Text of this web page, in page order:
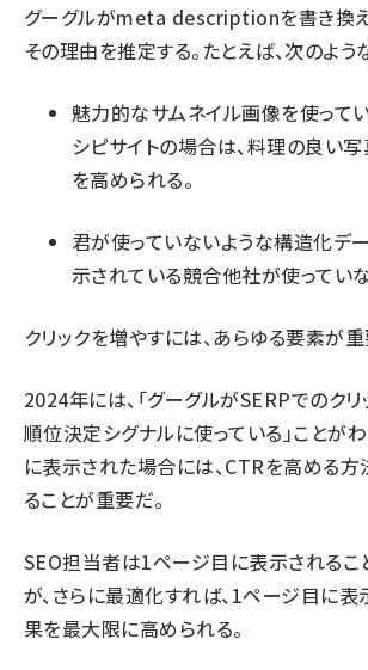
グーグルがmeta descriptionを書き換え
その理由を推定する。たとえば、次のよう
魅力的なサムネイル画像を使って
シピサイトの場合は、料理の良い
を高められる。
君が使っていないような構造化デ
示されている競合他社が使ってい
クリックを増やすには、あらゆる要素が重
2024年には、「グーグルがSERPでのク
順位決定シグナルに使っている 」ことが
に表示された場合には、CTRを高める方
ることが重要だ。
SEO担当者は1ページ目に表示されるこ
が、さらに最適化すれば、1ページ目に
果を最大限に高められる。